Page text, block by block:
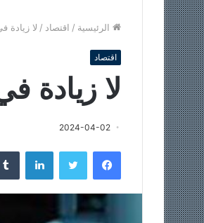
الرئيسية / اقتصاد / لا زيادة
اقتصاد
لا زيادة
2024-04-02
فيسبوك لينكدإن